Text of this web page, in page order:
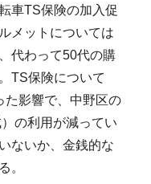
車TS保険の加入促
メットについては
代わって50代の購
TS保険について
た影響で、中野区の
の利用が減ってい
ないか、金銭的な
。